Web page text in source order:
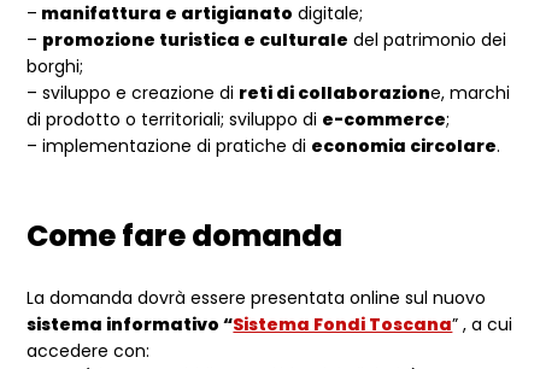
– manifattura e artigianato digitale;
– promozione turistica e culturale del patrimonio dei
borghi;
– sviluppo e creazione di reti di collaborazione, marchi
di prodotto o territoriali; sviluppo di e-commerce;
– implementazione di pratiche di economia circolare.
Come fare domanda
La domanda dovrà essere presentata online sul nuovo
sistema informativo “Sistema Fondi Toscana” , a cui
accedere con: